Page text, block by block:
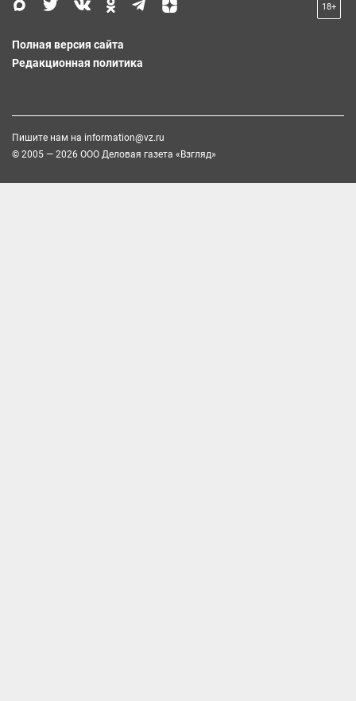
18+
Полная версия сайта
Редакционная политика
Пишите нам на information@vz.ru
© 2005 — 2026 ООО Деловая газета «Взгляд»